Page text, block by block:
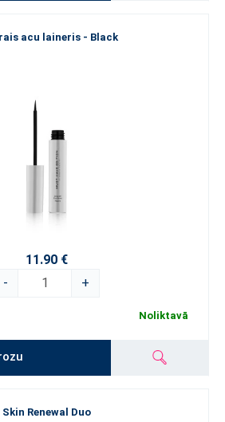
acu laineris - Black
11.90 €
-
+
Noliktavā
Skin Renewal Duo